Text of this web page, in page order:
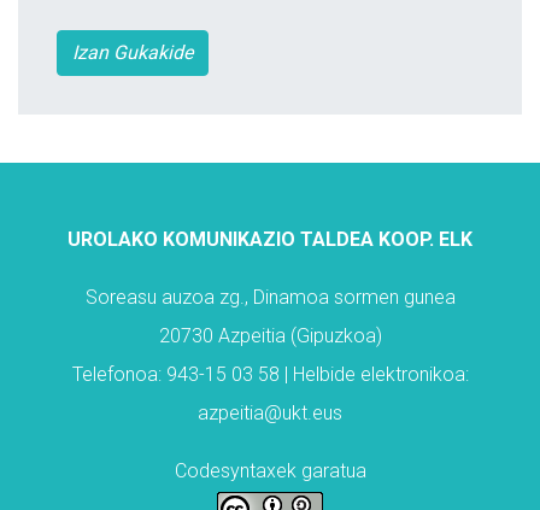
Izan Gukakide
UROLAKO KOMUNIKAZIO TALDEA KOOP. ELK
Soreasu auzoa zg., Dinamoa sormen gunea
20730 Azpeitia (Gipuzkoa)
Telefonoa: 943-15 03 58 | Helbide elektronikoa:
azpeitia@ukt.eus
Codesyntaxek garatua